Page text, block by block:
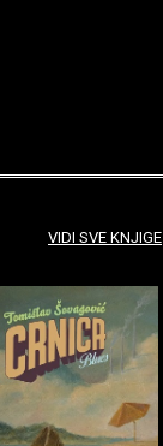
VIDI SVE KNJIGE